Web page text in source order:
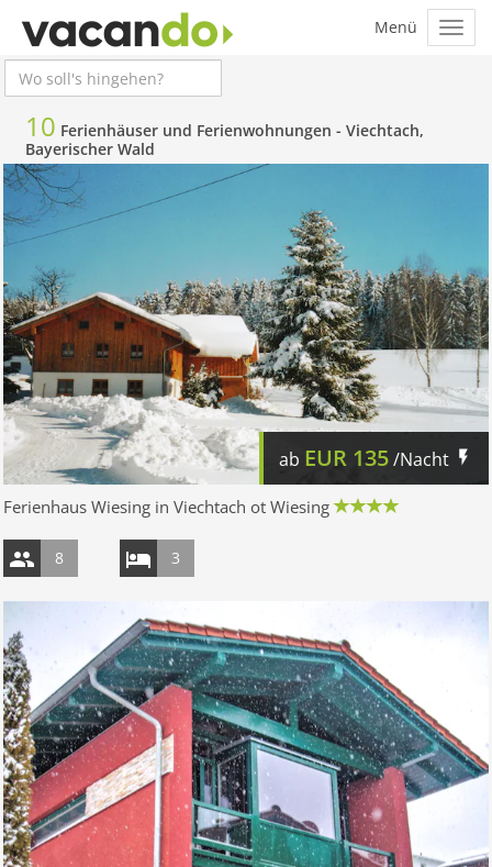
10 Ferienhäuser und Ferienwohnungen - Viechtach,
Bayerischer Wald
ab EUR 135/Nacht
Ferienhaus Wiesing in Viechtach ot Wiesing
8 3